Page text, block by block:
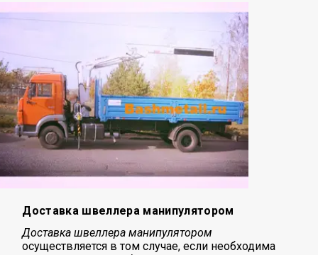
Доставка швеллера манипулятором
Доставка швеллера манипулятором
осуществляется в том случае, если необходима